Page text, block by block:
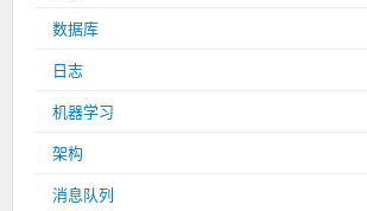
数据库
日志
机器学习
架构
消息队列